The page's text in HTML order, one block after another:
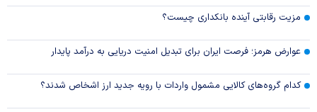
مزیت رقابتی آینده بانکداری چیست؟
عوارض هرمز؛ فرصت ایران برای تبدیل امنیت دریایی به درآمد پایدار
کدام گروه‌های کالایی مشمول واردات با رویه جدید ارز اشخاص شدند؟